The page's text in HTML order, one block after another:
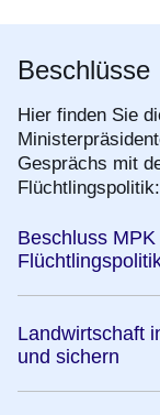
Beschlüsse
Hier finden Sie
Gesprächs mit
Flüchtlingspolitik:
Beschluss
Landwirtschaft
und sichern